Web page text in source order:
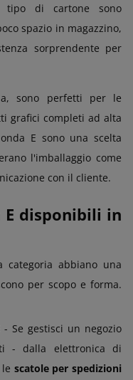
tipo di cartone sono
spazio in magazzino,
sorprendente per
sono perfetti per le
grafici completi ad alta
E sono una scelta
l'imballaggio come
con il cliente.
disponibili in
categoria abbiano una
per scopo e forma.
- Se gestisci un negozio
- dalla elettronica di
scatole per spedizioni